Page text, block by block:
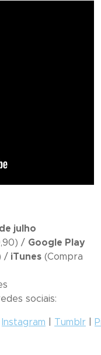
julho
/ Google Play
/ iTunes (Compra
sociais:
Instagram Tumblr